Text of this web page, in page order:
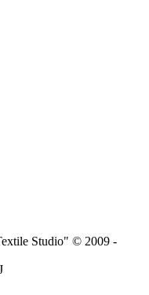
Studio" © 2009 -